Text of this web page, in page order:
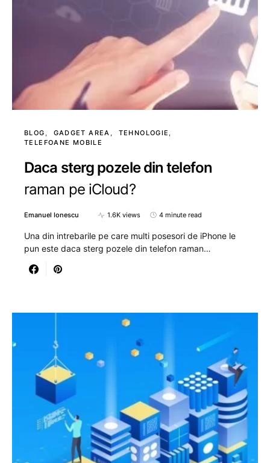
BLOG GADGET AREA
TEHNOLOGIE
TELEFOANE MOBILE
Daca sterg pozele din telefon
raman pe iCloud?
Emanuel Ionescu 1.6K views 4 minute read
Una din intrebarile pe care multi posesori de iPhone le
pun este daca sterg pozele din telefon raman…